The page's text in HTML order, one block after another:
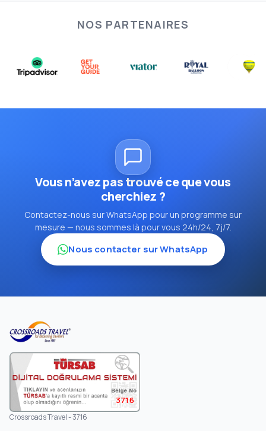
NOS PARTENAIRES
Vous n’avez pas trouvé ce que vous
cherchiez ?
Contactez-nous sur WhatsApp pour un programme sur
mesure — nous sommes là pour vous 24h/24, 7j/7.
Nous contacter sur WhatsApp
3716
Crossroads Travel - 3716